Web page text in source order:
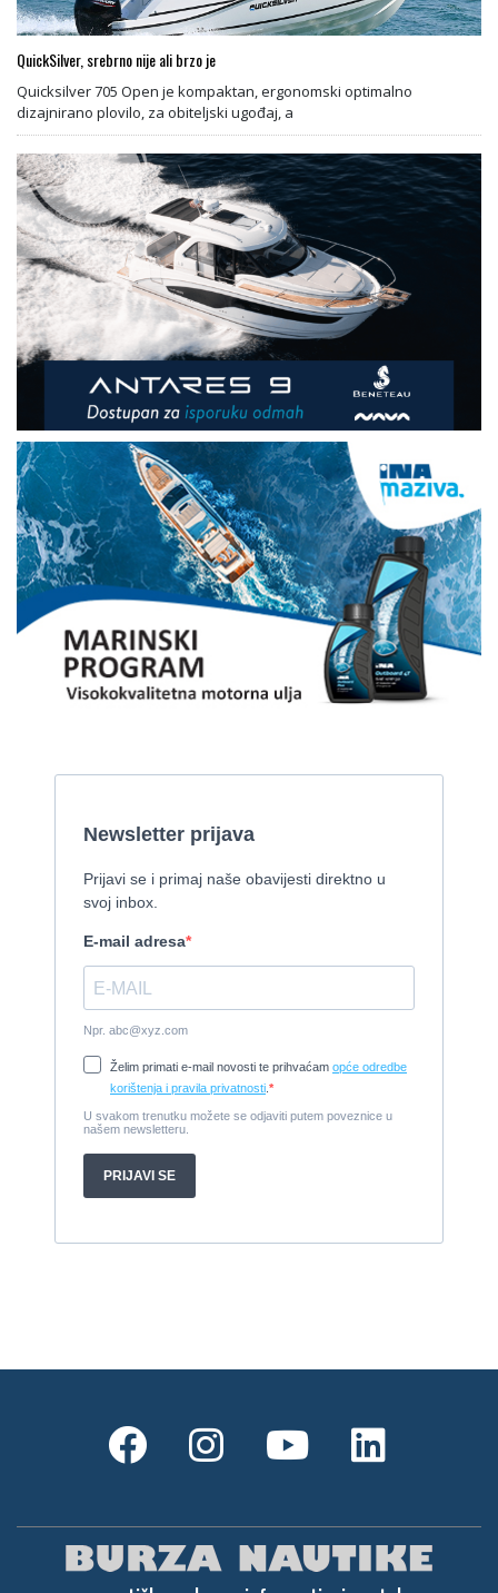
QuickSilver, srebrno nije ali brzo je
Quicksilver 705 Open je kompaktan, ergonomski optimalno
dizajnirano plovilo, za obiteljski ugođaj, a